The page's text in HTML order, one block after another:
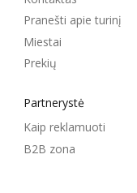
Pranešti apie turinį
Miestai
Prekių
Partnerystė
Kaip reklamuoti
B2B zona